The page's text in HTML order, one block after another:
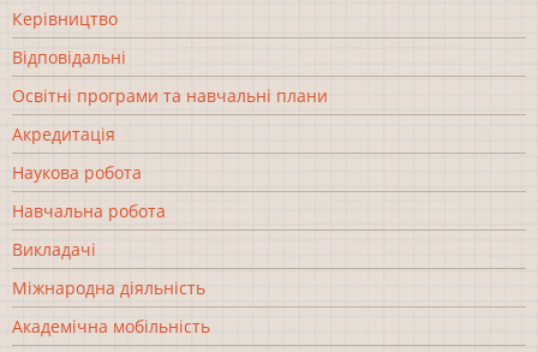
Керівництво
Відповідальні
Освітні програми та навчальні плани
Акредитація
Наукова робота
Навчальна робота
Викладачі
Міжнародна діяльність
Академічна мобільність